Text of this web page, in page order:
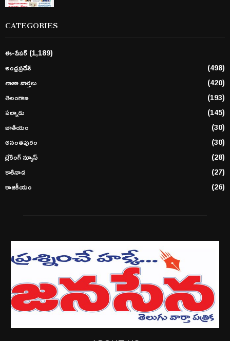
CATEGORIES
ఈ-పేపర్(1,189)
అంధ్రప్రదేశ్
(498)
తాజా వార్తలు
(420)
తెలంగాణ
(193)
పల్నాడు
(145)
జాతీయం
(30)
అనంతపురం
(30)
బ్రేకింగ్ న్యూస్
(28)
కాకినాడ
(27)
రాజకీయం
(26)